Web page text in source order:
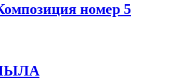
номер 5